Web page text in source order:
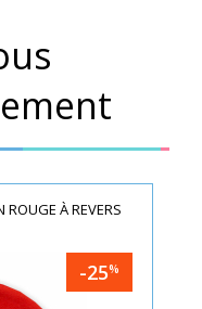
ROUGE À REVERS
-25%